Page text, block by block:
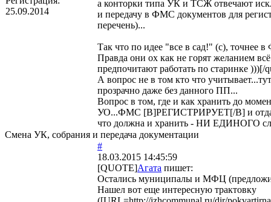
25.09.2014
а конторки типа УК и ТСЖ отвечают
и передачу в ФМС документов для
перечень)...
Так что по идее "все в сад!" (с), точнее
Правда они ох как не горят желанием
предпочитают работать по старинке )))[/
А вопрос не в том кто что
прозрачно даже без данного ПП...
Вопрос в том, где и как хранить до
УО...ФМС [B]РЕГИСТРИРУЕТ[/B] и
что должна и хранить - НИ ЕДИНОГО
Смена УК, собрания и передача документации
#
18.03.2015 14:45:59
[QUOTE]Агата пишет:
Остались муниципалы и МФЦ
Нашел вот еще интересную трактовку